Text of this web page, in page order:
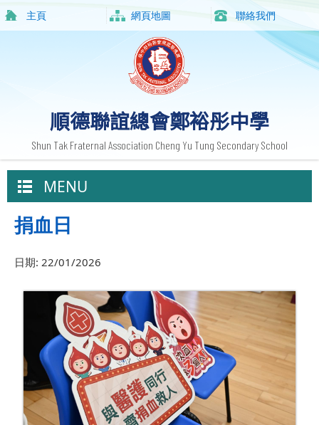
順德聯誼總會鄭裕彤中學
Shun Tak Fraternal Association Cheng Yu Tung Secondary School
主頁 網頁地圖 聯絡我們
MENU
捐血日
日期: 22/01/2026